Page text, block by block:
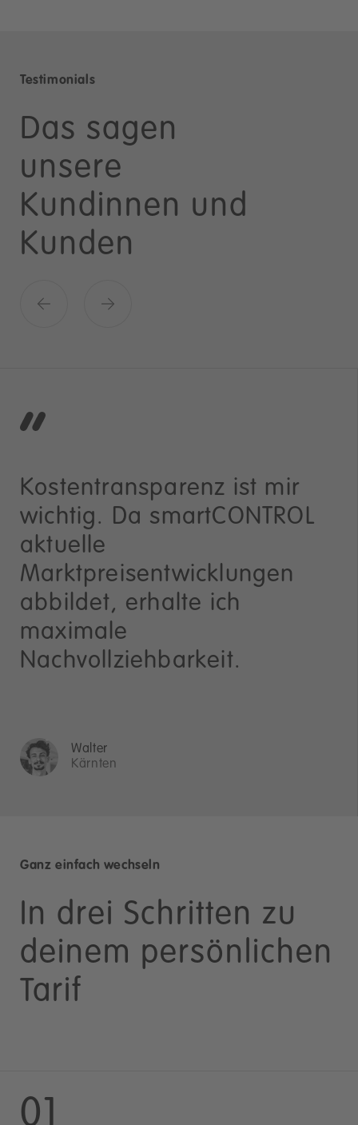
Testimonials
Das sagen
unsere
Kundinnen und
Kunden
Kostentransparenz ist mir
wichtig. Da smartCONTROL
aktuelle
Marktpreisentwicklungen
abbildet, erhalte ich
maximale
Nachvollziehbarkeit.
Walter
Kärnten
Ganz einfach wechseln
In drei Schritten zu
deinem persönlichen
Tarif
01